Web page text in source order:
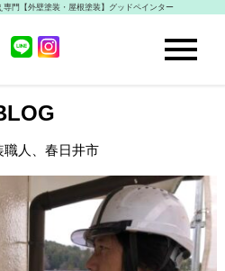
門【外壁塗装・屋根塗装】グッドペインター
職人、春日井市